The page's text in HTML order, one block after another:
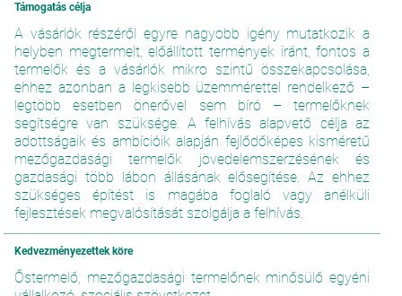
Támogatás célja
A vásárlók részéről egyre nagyobb igény mutatkozik a
helyben megtermelt, előállított termények iránt, fontos a
termelők és a vásárlók mikro szintű összekapcsolása,
ehhez azonban a legkisebb üzemmérettel rendelkező –
legtöbb esetben önerővel sem bíró – termelőknek
segítségre van szüksége. A felhívás alapvető célja az
adottságaik és ambícióik alapján fejlődőképes kisméretű
mezőgazdasági termelők jövedelemszerzésének és
gazdasági több lábon állásának elősegítése. Az ehhez
szükséges építést is magába foglaló vagy anélküli
fejlesztések megvalósítását szolgálja a felhívás.
Kedvezményezettek köre
Őstermelő, mezőgazdasági termelőnek minősülő egyéni